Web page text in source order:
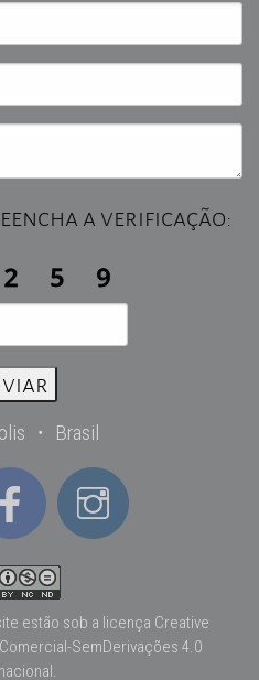
a verificação:
・ Brasil
estão sob a licença Creative
SemDerivações 4.0
.